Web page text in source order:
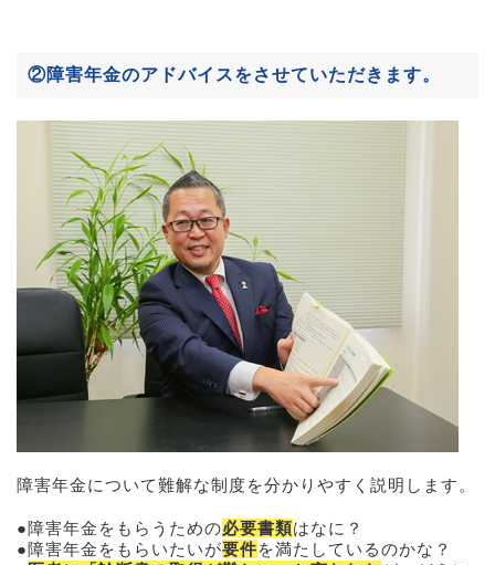
②障害年金のアドバイスをさせていただきます。
障害年金について難解な制度を分かりやすく説明します。
障害年金をもらうための必要書類はなに？
障害年金をもらいたいが要件を満たしているのかな？